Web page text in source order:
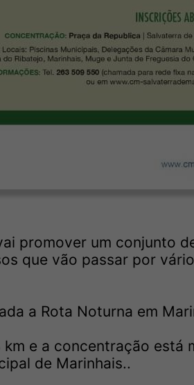
promover um conjunto
que vão passar por
a Rota Noturna em
e a concentração está
de Marinhais..